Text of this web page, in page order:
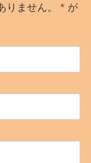
ません。 *が